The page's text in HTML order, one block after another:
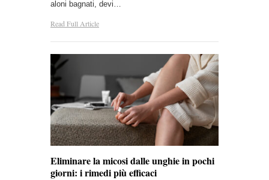
aloni bagnati, devi…
Read Full Article
Eliminare la micosi dalle unghie in pochi
giorni: i rimedi più efficaci